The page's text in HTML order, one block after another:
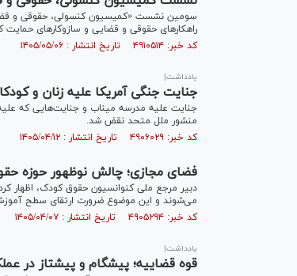
سومین نشست «کمیسیون کنسولی، حقوقی و قضایی
راهکار‌های حقوقی و قضایی و سازوکار‌های حمایت
کد خبر: ۴۹۱۰۵۱۴ تاریخ انتشار : ۱۴۰۵/۰۵/۰۶
یادداشت|
جنایت جنگی آمریکا علیه زنان و
منشور ملل متحد نقض شد.
کد خبر: ۴۹۰۶۰۲۹ تاریخ انتشار : ۱۴۰۵/۰۴/۱۲
فضای مجازی؛ چالش نوظهور حوزه
دبیر مرجع ملی کنوانسیون حقوق کودک، اظهار
می‌شوند و این موضوع ضرورت ارتقای سطح
کد خبر: ۴۹۰۵۲۹۴ تاریخ انتشار : ۱۴۰۵/۰۴/۰۷
یادداشت|
قوه قضاییه؛ پیشگام‌ و پیشتاز در